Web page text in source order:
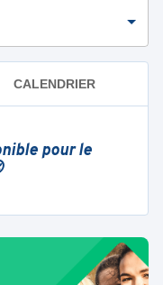
CALENDRIER
pour le